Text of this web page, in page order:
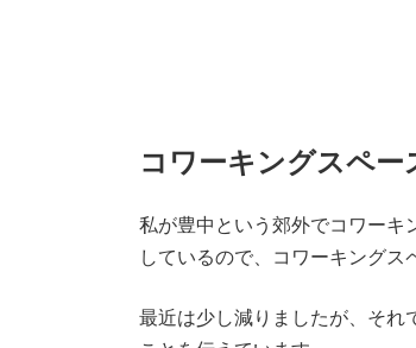
コワーキングスペ
私が豊中という郊外でコワーキ
しているので、コワーキングス
最近は少し減りましたが、それ